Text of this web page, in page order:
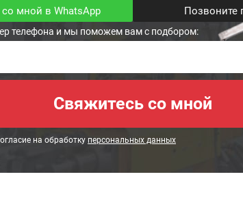
мной в WhatsApp Позвоните
телефона и мы поможем вам с подбором:
на обработку персональных данных